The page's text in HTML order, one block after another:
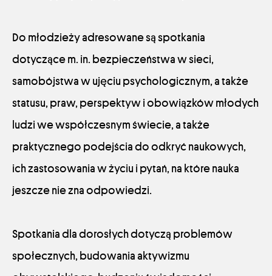
Do młodzieży adresowane są spotkania
dotyczące m. in. bezpieczeństwa w sieci,
samobójstwa w ujęciu psychologicznym, a także
statusu, praw, perspektyw i obowiązków młodych
ludzi we współczesnym świecie, a także
praktycznego podejścia do odkryć naukowych,
ich zastosowania w życiu i pytań, na które nauka
jeszcze nie zna odpowiedzi.
Spotkania dla dorosłych dotyczą problemów
społecznych, budowania aktywizmu